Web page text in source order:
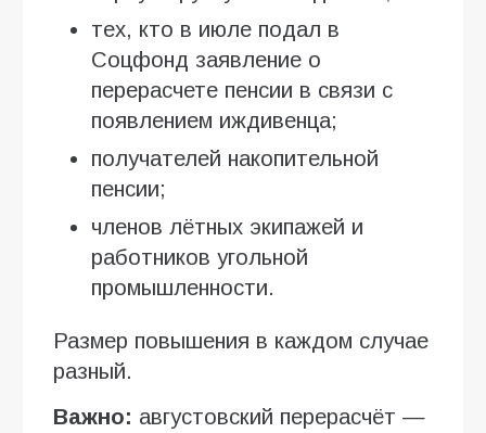
тех, кто в июле подал в
Соцфонд заявление о
перерасчете пенсии в связи с
появлением иждивенца;
получателей накопительной
пенсии;
членов лётных экипажей и
работников угольной
промышленности.
Размер повышения в каждом случае
разный.
Важно: августовский перерасчёт —